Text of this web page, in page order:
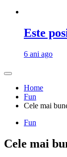
Este
6 ani ago
Home
Fun
Cele mai
Fun
Cele mai